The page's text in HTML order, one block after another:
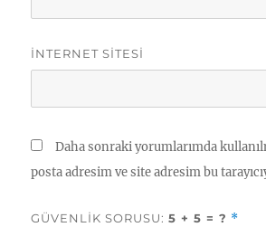
İNTERNET SITESI
Daha sonraki yorumlarımda
posta adresim ve site adresim bu
GÜVENLIK SORUSU:5 + 5 = ? *